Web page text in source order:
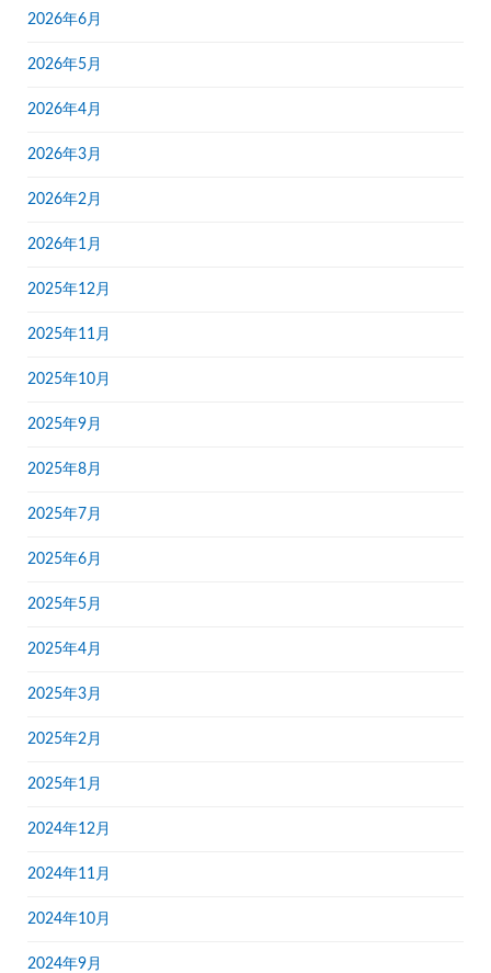
2026年6月
2026年5月
2026年4月
2026年3月
2026年2月
2026年1月
2025年12月
2025年11月
2025年10月
2025年9月
2025年8月
2025年7月
2025年6月
2025年5月
2025年4月
2025年3月
2025年2月
2025年1月
2024年12月
2024年11月
2024年10月
2024年9月